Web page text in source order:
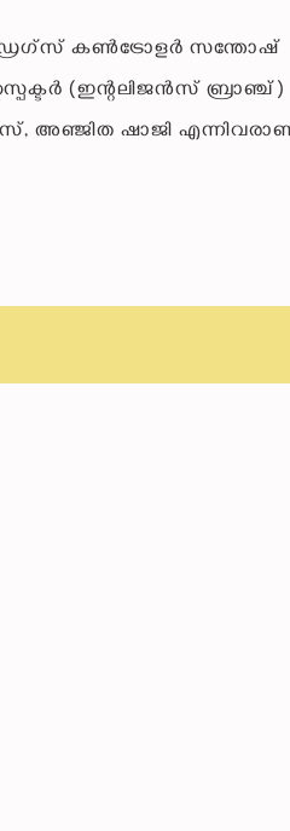
കണ്‍ട്രോളര്‍ സന്തോഷ്
(ഇന്റലിജന്‍സ് ബ്രാഞ്ച്)
അഞ്ജിത ഷാജി